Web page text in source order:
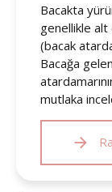
Bacakta
genellikle
(bacak
Bacağa
mutlaka